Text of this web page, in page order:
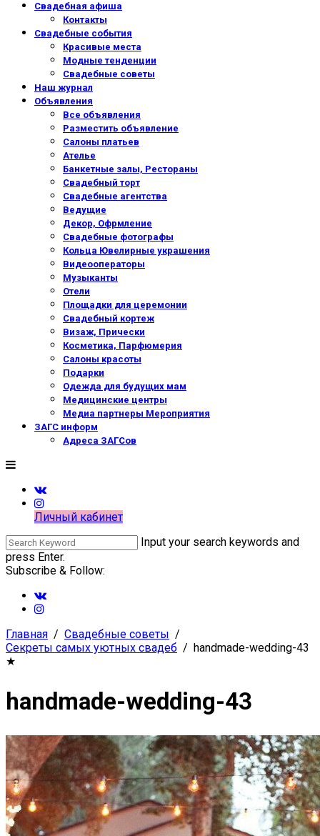
Свадебная афиша
Контакты
Свадебные события
Красивые места
Модные тенденции
Свадебные советы
Наш журнал
Объявления
Все объявления
Разместить объявление
Салоны платьев
Ателье
Банкетные залы, Рестораны
Свадебный торт
Свадебные агентства
Ведущие
Декор, Офрмление
Свадебные фотографы
Кольца Ювелирные украшения
Видеооператоры
Музыканты
Отели
Площадки для церемонии
Свадебный кортеж
Визаж, Прически
Косметика, Парфюмерия
Салоны красоты
Подарки
Одежда для будущих мам
Медицинские центры
Медиа партнеры Мероприятия
ЗАГС информ
Адреса ЗАГСов
Личный кабинет
Input your search keywords and
press Enter.
Subscribe & Follow:
Главная
Свадебные советы
Секреты самых уютных свадеб
handmade-wedding-43
★
handmade-wedding-43